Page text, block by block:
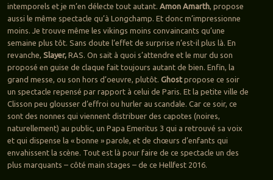
intemporels et je m’en délecte tout autant. Amon Amarth, propose
aussi le même spectacle qu’à Longchamp. Et donc m’impressionne
moins. Je trouve même les vikings moins convaincants qu’une
semaine plus tôt. Sans doute l’effet de surprise n’est-il plus là. En
revanche, Slayer,RAS. On sait à quoi s’attendre et le mur du son
proposé en guise de claque fait toujours autant de bien. Enfin, la
grand messe, ou son hors d’oeuvre, plutôt. Ghostpropose ce soir
un spectacle repensé par rapport à celui de Paris. Et la petite ville de
Clisson peu glousser d’effroi ou hurler au scandale. Car ce soir, ce
sont des nonnes qui viennent distribuer des capotes (noires,
naturellement) au public, un Papa Emeritus 3 qui a retrouvé sa voix
et qui dispense la « bonne » parole, et de chœurs d’enfants qui
envahissent la scène. Tout est là pour faire de ce spectacle un des
plus marquants – côté main stages – de ce Hellfest 2016.